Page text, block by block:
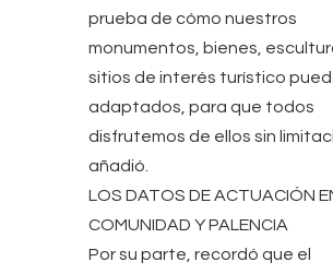
prueba de cómo nuestros
monumentos, bienes,
sitios de interés turístico
adaptados, para que todos
disfrutemos de ellos sin
añadió.
LOS DATOS DE ACTUACIÓN
COMUNIDAD Y PALENCIA
Por su parte, recordó que el